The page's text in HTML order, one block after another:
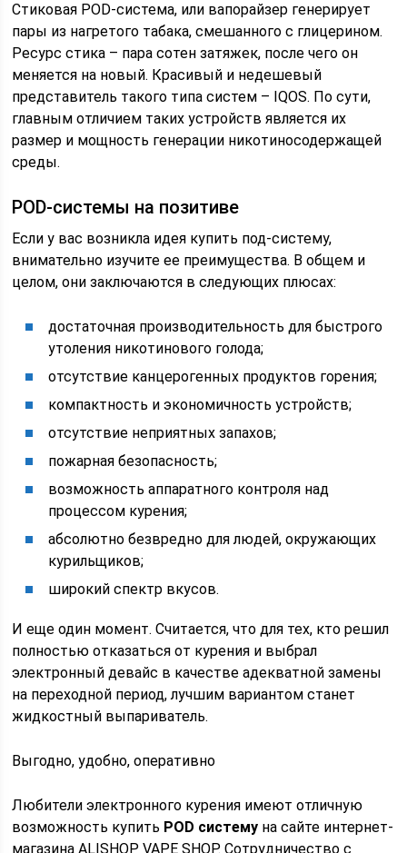
Стиковая РOD-система, или вапорайзер генерирует
пары из нагретого табака, смешанного с глицерином.
Ресурс стика – пара сотен затяжек, после чего он
меняется на новый. Красивый и недешевый
представитель такого типа систем – IQOS. По сути,
главным отличием таких устройств является их
размер и мощность генерации никотиносодержащей
среды.
РOD-системы на позитиве
Если у вас возникла идея купить под-систему,
внимательно изучите ее преимущества. В общем и
целом, они заключаются в следующих плюсах:
достаточная производительность для быстрого
утоления никотинового голода;
отсутствие канцерогенных продуктов горения;
компактность и экономичность устройств;
отсутствие неприятных запахов;
пожарная безопасность;
возможность аппаратного контроля над
процессом курения;
абсолютно безвредно для людей, окружающих
курильщиков;
широкий спектр вкусов.
И еще один момент. Считается, что для тех, кто решил
полностью отказаться от курения и выбрал
электронный девайс в качестве адекватной замены
на переходной период, лучшим вариантом станет
жидкостный выпариватель.
Выгодно, удобно, оперативно
Любители электронного курения имеют отличную
возможность купить РOD систему на сайте интернет-
магазина ALISHOP VAPE SHOP. Сотрудничество с